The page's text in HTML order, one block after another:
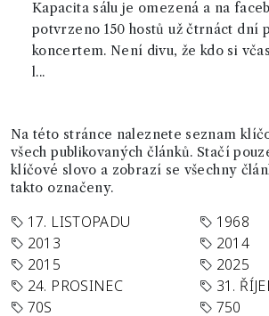
Kapacita sálu je omezená a na
potvrzeno 150 hostů už čtrnáct dní
koncertem. Není divu, že kdo si
l...
Na této stránce naleznete seznam
všech publikovaných článků. Stačí
klíčové slovo a zobrazí se všechny
takto označeny.
17. LISTOPADU
1968
2013
2014
2015
2025
24. PROSINEC
31.
70S
750